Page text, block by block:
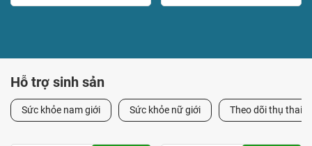
Hỗ trợ sinh sản
Sức khỏe nam giới Sức khỏe nữ giới Theo dõi thụ thai